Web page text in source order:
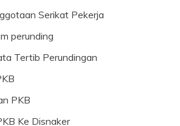
Serikat Pekerja
perunding
Tertib Perundingan
PKB
Ke Disnaker